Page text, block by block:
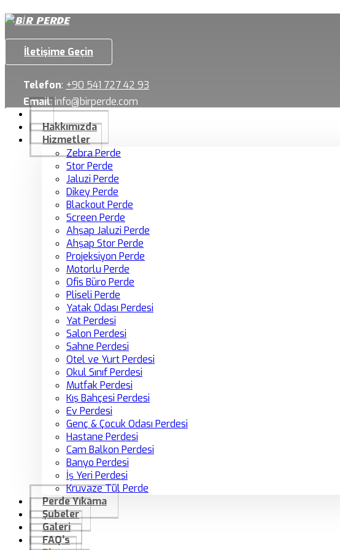
İletişime Geçin
Telefon: +90 541 727 42 93
Email:info@birperde.com
Hakkımızda
Hizmetler
Zebra Perde
Stor Perde
Jaluzi Perde
Dikey Perde
Blackout Perde
Screen Perde
Ahşap Jaluzi Perde
Ahşap Stor Perde
Projeksiyon Perde
Motorlu Perde
Ofis Büro Perde
Pliseli Perde
Yatak Odası Perdesi
Yat Perdesi
Salon Perdesi
Sahne Perdesi
Otel ve Yurt Perdesi
Okul Sınıf Perdesi
Mutfak Perdesi
Kış Bahçesi Perdesi
Ev Perdesi
Genç & Çocuk Odası Perdesi
Hastane Perdesi
Cam Balkon Perdesi
Banyo Perdesi
İş Yeri Perdesi
Kruvaze Tül Perde
Perde Yıkama
Şubeler
Galeri
FAQ’s